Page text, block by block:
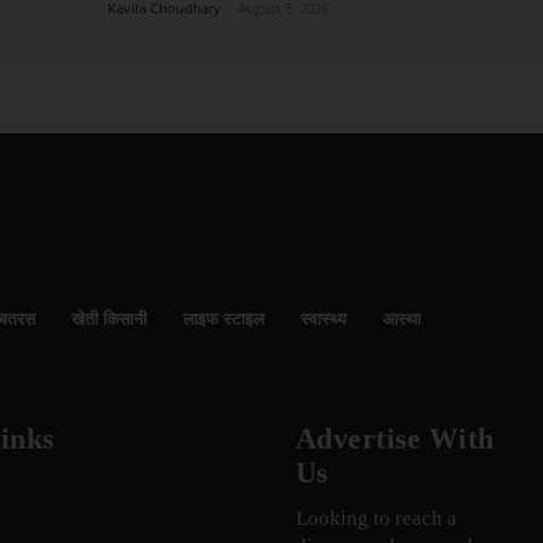
Kavita Choudhary
बतरस खेती किसानी लाइफ स्टाइल स्वास्थ्य आस्था
Advertise With
Us
Looking to reach a